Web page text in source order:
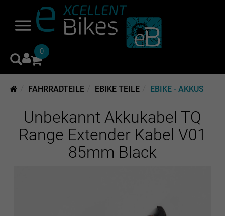
0
FAHRRADTEILE EBIKE TEILE EBIKE - AKKUS
Unbekannt Akkukabel TQ
Range Extender Kabel V01
85mm Black